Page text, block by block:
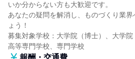
いか分からない方も大歓迎です。
あなたの疑問を解消し、ものづくり業
ょう！
募集対象学校：大学院（博士）、大学院
高等専門学校、専門学校
報酬・交通費